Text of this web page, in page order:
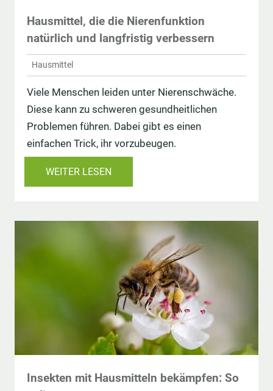
Hausmittel, die die Nierenfunktion
natürlich und langfristig verbessern
Hausmittel
Viele Menschen leiden unter Nierenschwäche.
Diese kann zu schweren gesundheitlichen
Problemen führen. Dabei gibt es einen
einfachen Trick, ihr vorzubeugen.
WEITER LESEN
Insekten mit Hausmitteln bekämpfen: So